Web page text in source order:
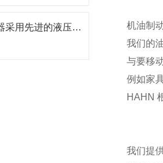
LUBCON注油器采用先进的液压原理和控制技术
机油制
我们的
与要移
例如家
HAHN
我们提